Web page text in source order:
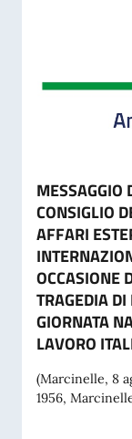
MESSAGGIO
CONSIGLIO
AFFARI
OCCASIONE
TRAGEDIA
GIORNATA
LAVORO
(Marcinelle, 8
1956,